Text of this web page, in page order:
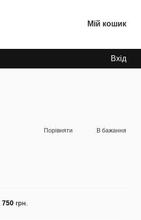
Мій кошик
Вхід
Порівняти В бажання
750 грн.